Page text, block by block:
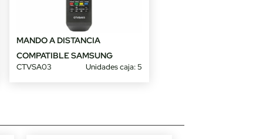
MANDO A DISTANCIA
COMPATIBLE SAMSUNG
CTVSA03 Unidades caja: 5